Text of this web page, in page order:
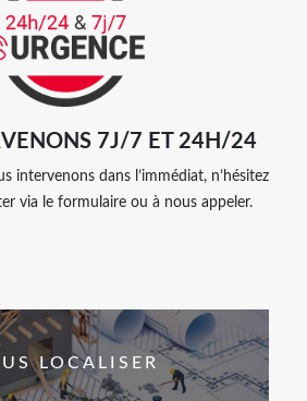
7J/7 ET 24H/24
intervenons dans l’immédiat, n’hésitez
via le formulaire ou à nous appeler.
LOCALISER